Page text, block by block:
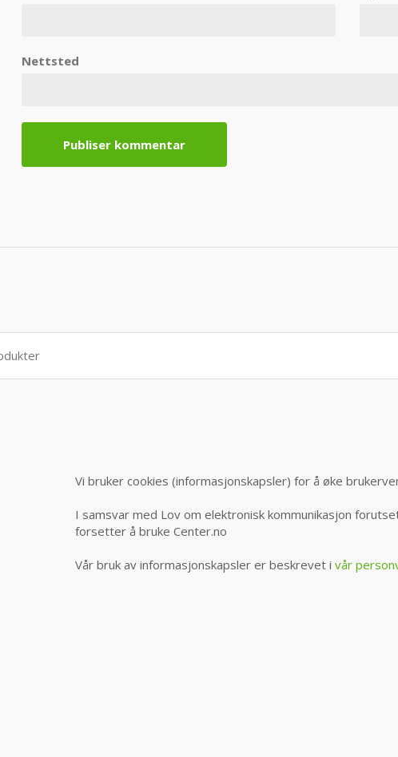
Nettsted
Vi bruker cookies (informasjonskapsler) for å øke
I samsvar med Lov om elektronisk kommunikasjon
forsetter å bruke Center.no
Vår bruk av informasjonskapsler er beskrevet i vår